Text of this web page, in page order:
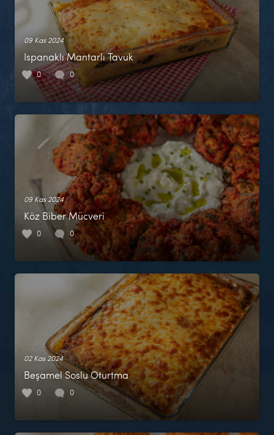
09 Kas 2024
Ispanaklı Mantarlı Tavuk
0 0
09 Kas 2024
Köz Biber Mücveri
0 0
02 Kas 2024
Beşamel Soslu Oturtma
0 0